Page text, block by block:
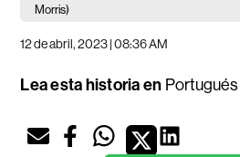
Morris)
12 de abril, 2023 | 08:36 AM
Lea esta historia en Portugués